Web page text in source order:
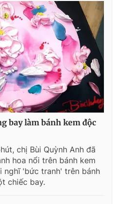
bay làm bánh kem độc
chị Bùi Quỳnh Anh đã
hoa nổi trên bánh kem
nghĩ 'bức tranh' trên bánh
chiếc bay.